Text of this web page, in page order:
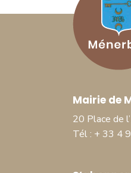
Mairie de
20 Place de
Tél : + 33 4